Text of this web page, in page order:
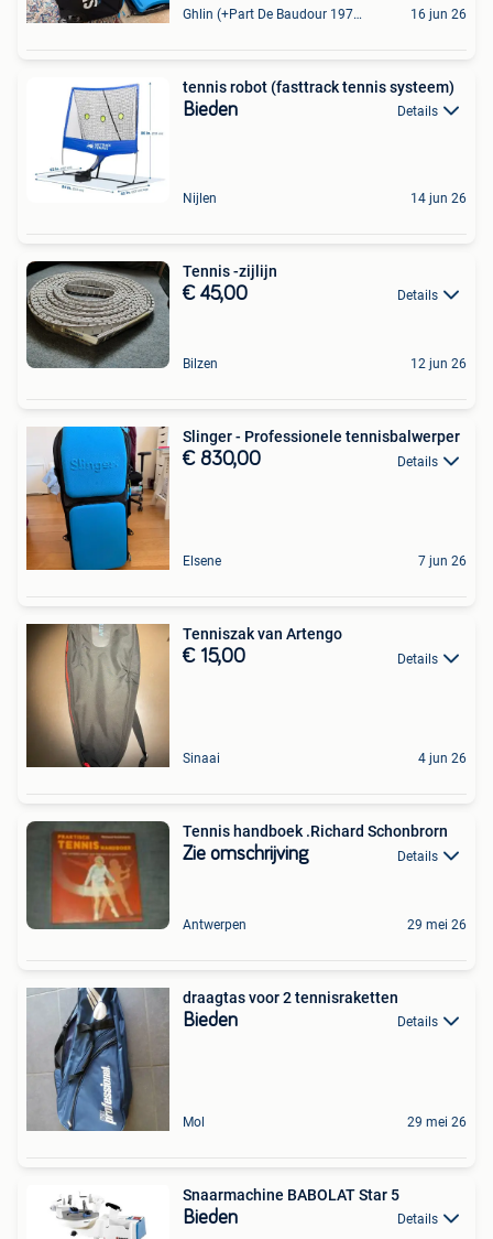
Ghlin (+Part De Baudour 1971) 16 jun 26
tennis robot (fasttrack tennis systeem)
Bieden Details
Nijlen 14 jun 26
Tennis -zijlijn
€ 45,00 Details
Bilzen 12 jun 26
Slinger - Professionele tennisbalwerper
€ 830,00 Details
Elsene 7 jun 26
Tenniszak van Artengo
€ 15,00 Details
Sinaai 4 jun 26
Tennis handboek .Richard Schonbrorn
Zie omschrijving Details
Antwerpen 29 mei 26
draagtas voor 2 tennisraketten
Bieden Details
Mol 29 mei 26
Snaarmachine BABOLAT Star 5
Bieden Details